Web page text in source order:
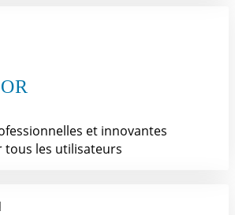
et innovantes
tous les utilisateurs